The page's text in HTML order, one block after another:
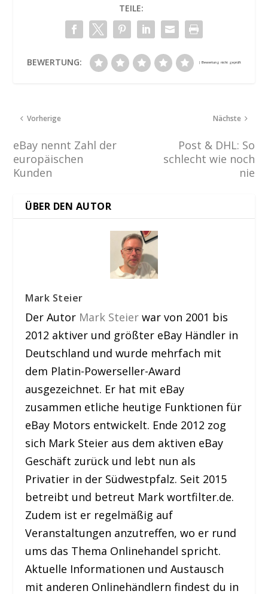
TEILE:
BEWERTUNG:
Vorherige
eBay nennt Zahl der
europäischen
Kunden
Nächste
Post & DHL: So
schlecht wie noch
nie
ÜBER DEN AUTOR
Mark Steier
Der Autor Mark Steier war von 2001 bis
2012 aktiver und größter eBay Händler in
Deutschland und wurde mehrfach mit
dem Platin-Powerseller-Award
ausgezeichnet. Er hat mit eBay
zusammen etliche heutige Funktionen für
eBay Motors entwickelt. Ende 2012 zog
sich Mark Steier aus dem aktiven eBay
Geschäft zurück und lebt nun als
Privatier in der Südwestpfalz. Seit 2015
betreibt und betreut Mark wortfilter.de.
Zudem ist er regelmäßig auf
Veranstaltungen anzutreffen, wo er rund
ums das Thema Onlinehandel spricht.
Aktuelle Informationen und Austausch
mit anderen Onlinehändlern findest du in